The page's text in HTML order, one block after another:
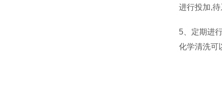
进行投加,
5、定期进
化学清洗可